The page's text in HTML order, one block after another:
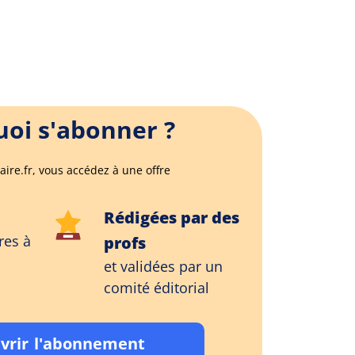
s'abonner ?
vous accédez à une offre
à
Rédigées par des
profs
et validées par un
comité éditorial
l'abonnement